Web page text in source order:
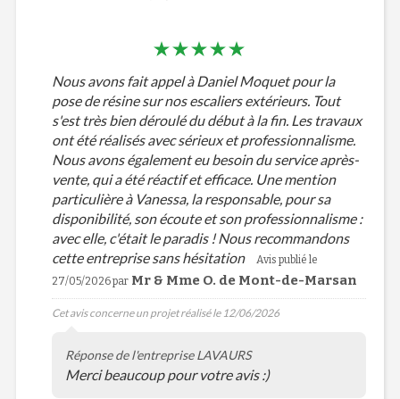
Nous avons fait appel à Daniel Moquet pour la
pose de résine sur nos escaliers extérieurs. Tout
s'est très bien déroulé du début à la fin. Les travaux
ont été réalisés avec sérieux et professionnalisme.
Nous avons également eu besoin du service après-
vente, qui a été réactif et efficace. Une mention
particulière à Vanessa, la responsable, pour sa
disponibilité, son écoute et son professionnalisme :
avec elle, c'était le paradis ! Nous recommandons
cette entreprise sans hésitation
Avis publié le
27/05/2026 par Mr & Mme O. de Mont-de-Marsan
Cet avis concerne un projet réalisé le 12/06/2026
Réponse de l'entreprise LAVAURS
Merci beaucoup pour votre avis :)